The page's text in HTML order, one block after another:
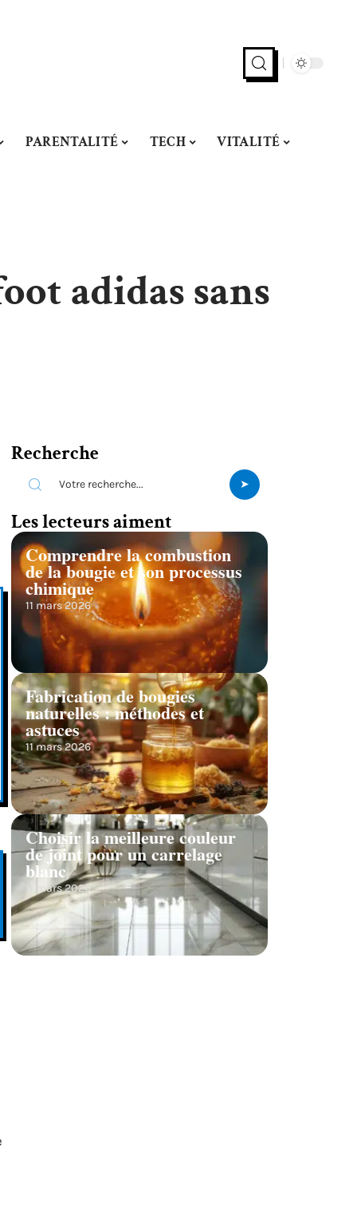
PARENTALITÉ TECH VITALITÉ
adidas sans
Recherche
Les lecteurs aiment
Comprendre la combustion
de la bougie et son processus
chimique
11 mars 2026
Fabrication de bougies
naturelles : méthodes et
astuces
11 mars 2026
Choisir la meilleure couleur
de joint pour un carrelage
blanc
11 mars 2026